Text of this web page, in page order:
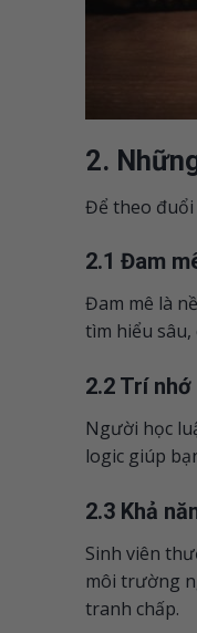
2.
Để theo đuổi
2.1 Đam
Đam mê là
tìm hiểu
2.2 Trí
Người học
logic giúp
2.3 Khả
Sinh viên
môi trường
tranh chấp.